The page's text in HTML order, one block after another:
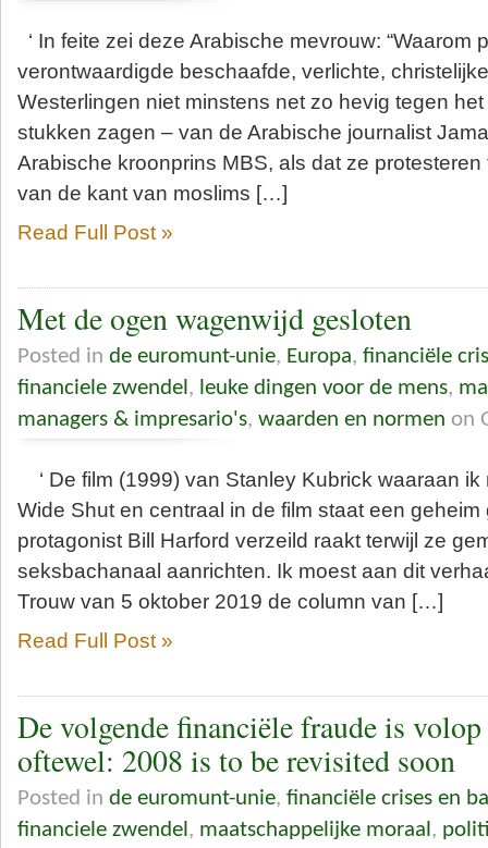
‘ In feite zei deze Arabische mevrouw: “Waarom
verontwaardigde beschaafde, verlichte,
Westerlingen niet minstens net zo hevig tegen
stukken zagen – van de Arabische journalist
Arabische kroonprins MBS, als dat ze
van de kant van moslims […]
Read Full Post »
Met de ogen wagenwijd gesloten
Posted in de euromunt-unie, Europa, financiële
financiele zwendel , leuke dingen voor de mens,
managers & impresario's, waarden en normen on
‘ De film (1999) van Stanley Kubrick waaraan ik
Wide Shut en centraal in de film staat een
protagonist Bill Harford verzeild raakt terwijl ze
seksbachanaal aanrichten. Ik moest aan dit
Trouw van 5 oktober 2019 de column van […]
Read Full Post »
De volgende financiële fraude is
oftewel: 2008 is to be revisited soon
Posted in de euromunt-unie, financiële crises en
financiele zwendel , maatschappelijke moraal ,